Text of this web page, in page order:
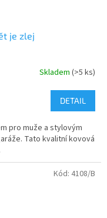
je zlej
Skladem (>5 ks)
DETAIL
pro muže a stylovým
Tato kvalitní kovová
Kód: 4108/B